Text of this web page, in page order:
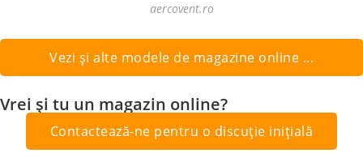
aercovent.ro
Vezi și alte modele de magazine online ...
Vrei și tu un magazin online?
Contactează-ne pentru o discuție inițială